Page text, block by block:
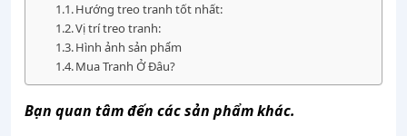
Hướng treo tranh tốt nhất:
Vị trí treo tranh:
Hình ảnh sản phẩm
Mua Tranh Ở Đâu?
Bạn quan tâm đến các sản phẩm khác.